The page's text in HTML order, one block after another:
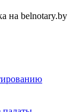
на belnotary.by